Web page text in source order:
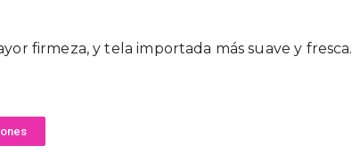
firmeza, y tela importada más suave y fresca.